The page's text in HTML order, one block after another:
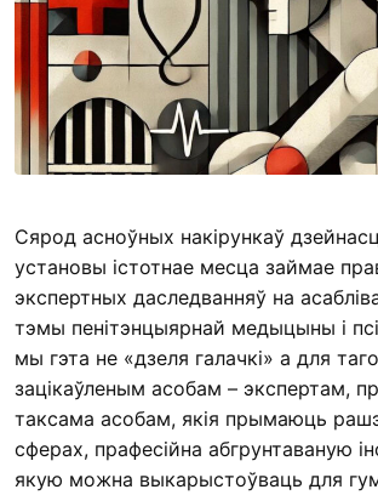
Сярод асноўных накірункаў
установы істотнае месца займае
экспертных даследванняў на
тэмы пенітэнцыярнай медыцыны і
мы гэта не «дзеля галачкі» а для
зацікаўленым асобам – экспертам,
таксама асобам, якія прымаюць
сферах, прафесійна абгрунтаваную
якую можна выкарыстоўваць для